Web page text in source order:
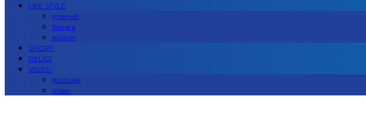
LIFE STYLE
Internet
Wisata
Kuliner
SPORT
RELIGI
VIDEO
Youtube
Video